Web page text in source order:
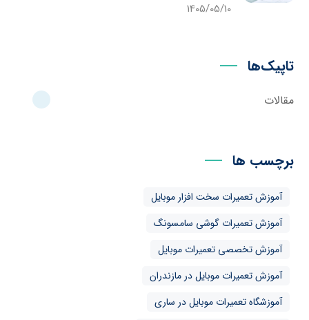
1405/05/10
تاپیک‌ها
مقالات
برچسب ها
آموزش تعمیرات سخت افزار موبایل
آموزش تعمیرات گوشی سامسونگ
آموزش تخصصی تعمیرات موبایل
آموزش تعمیرات موبایل در مازندران
آموزشگاه تعمیرات موبایل در ساری